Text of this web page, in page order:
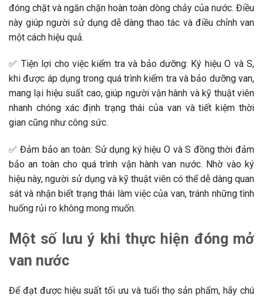
đóng chặt và ngăn chặn hoàn toàn dòng chảy của nước. Điều
này giúp người sử dụng dễ dàng thao tác và điều chỉnh van
một cách hiệu quả.
✅ Tiện lợi cho việc kiểm tra và bảo dưỡng: Ký hiệu O và S,
khi được áp dụng trong quá trình kiểm tra và bảo dưỡng van,
mang lại hiệu suất cao, giúp người vận hành và kỹ thuật viên
nhanh chóng xác định trạng thái của van và tiết kiệm thời
gian cũng như công sức.
✅ Đảm bảo an toàn: Sử dụng ký hiệu O và S đồng thời đảm
bảo an toàn cho quá trình vận hành van nước. Nhờ vào ký
hiệu này, người sử dụng và kỹ thuật viên có thể dễ dàng quan
sát và nhận biết trạng thái làm việc của van, tránh những tình
huống rủi ro không mong muốn.
Một số lưu ý khi thực hiện đóng mở
van nước
Để đạt được hiệu suất tối ưu và tuổi thọ sản phẩm, hãy chú